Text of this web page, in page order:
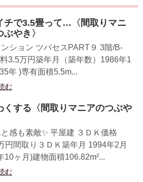
チで3.5畳って…〈間取りマニ
ぶやき〉
ション ツバセスPART９ 3階/B-
3.5万円築年月（築年数）1986年1
年 )専有面積5.5m...
む
くする〈間取りマニアのつぶや
感も素敵✨ 平屋建 ３ＤＫ価格
円間取り３ＤＫ築年月 1994年2月
10ヶ月)建物面積106.82m²...
む